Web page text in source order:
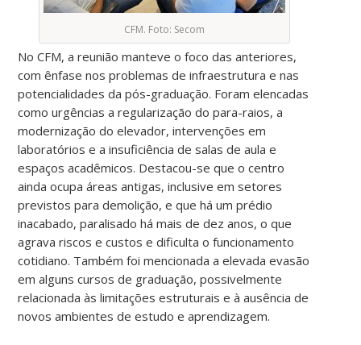
CFM. Foto: Secom
No CFM, a reunião manteve o foco das anteriores,
com ênfase nos problemas de infraestrutura e nas
potencialidades da pós-graduação. Foram elencadas
como urgências a regularização do para-raios, a
modernização do elevador, intervenções em
laboratórios e a insuficiência de salas de aula e
espaços acadêmicos. Destacou-se que o centro
ainda ocupa áreas antigas, inclusive em setores
previstos para demolição, e que há um prédio
inacabado, paralisado há mais de dez anos, o que
agrava riscos e custos e dificulta o funcionamento
cotidiano. Também foi mencionada a elevada evasão
em alguns cursos de graduação, possivelmente
relacionada às limitações estruturais e à ausência de
novos ambientes de estudo e aprendizagem.